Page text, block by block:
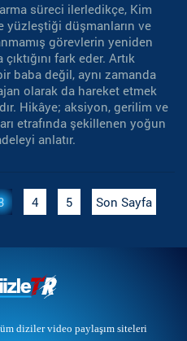
süreci ilerledikçe, Kim
yüzleştiği düşmanların ve
görevlerin yeniden
çıktığını fark eder. Artık
baba değil, aynı zamanda
olarak da hareket etmek
Hikâye; aksiyon, gerilim ve
etrafında şekillenen yoğun
anlatır.
4 5 Son Sayfa
diziler video paylaşım siteleri